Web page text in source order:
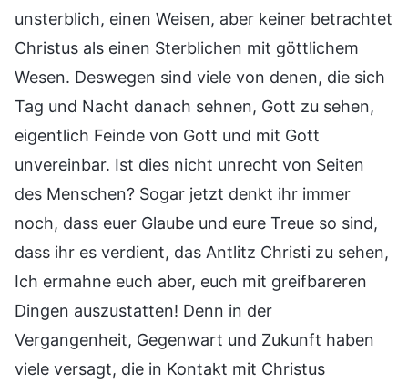
unsterblich, einen Weisen, aber keiner betrachtet
Christus als einen Sterblichen mit göttlichem
Wesen. Deswegen sind viele von denen, die sich
Tag und Nacht danach sehnen, Gott zu sehen,
eigentlich Feinde von Gott und mit Gott
unvereinbar. Ist dies nicht unrecht von Seiten
des Menschen? Sogar jetzt denkt ihr immer
noch, dass euer Glaube und eure Treue so sind,
dass ihr es verdient, das Antlitz Christi zu sehen,
Ich ermahne euch aber, euch mit greifbareren
Dingen auszustatten! Denn in der
Vergangenheit, Gegenwart und Zukunft haben
viele versagt, die in Kontakt mit Christus